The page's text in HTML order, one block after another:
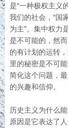
是“一种极权主义
我们的社会，“国
为主”。集中权力
是不可能的，然
的有计划的运转
里的秘密是不可
简化这个问题，
的兴趣和信仰。
历史主义为什么
原因是它表达了